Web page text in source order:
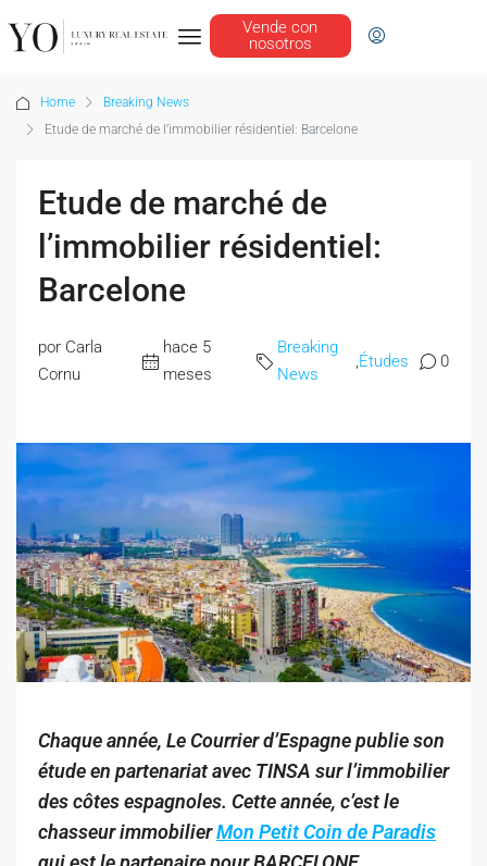
Vende con
nosotros
Home
Breaking News
Etude de marché de l’immobilier résidentiel: Barcelone
Etude de marché de
l’immobilier résidentiel:
Barcelone
por Carla
Cornu
hace 5
meses
Breaking
News
Études 0
Chaque année, Le Courrier d’Espagne publie son
étude en partenariat avec TINSA sur l’immobilier
des côtes espagnoles. Cette année, c’est le
chasseur immobilierMon Petit Coin de Paradis